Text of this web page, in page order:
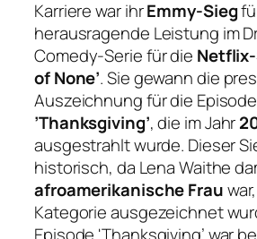
Karriere war ihrEmmy-Sieg
herausragende Leistung im
Comedy-Serie für die
of None’. Sie gewann die
Auszeichnung für die Episode
’Thanksgiving’, die im Jahr
ausgestrahlt wurde. Dieser
historisch, da Lena Waithe
afroamerikanische Frau
Kategorie ausgezeichnet